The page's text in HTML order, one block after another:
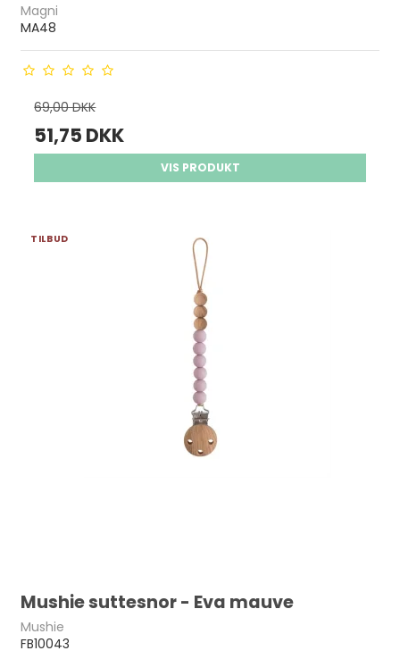
Magni
MA48
69,00 DKK
51,75 DKK
VIS PRODUKT
TILBUD
Mushie suttesnor - Eva mauve
Mushie
FB10043